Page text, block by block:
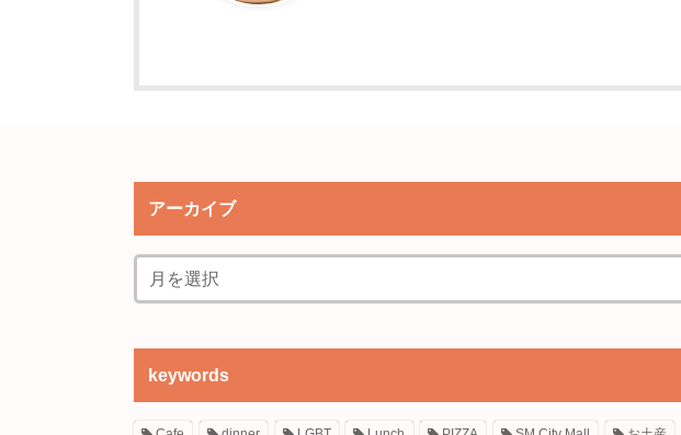
アーカイブ
keywords